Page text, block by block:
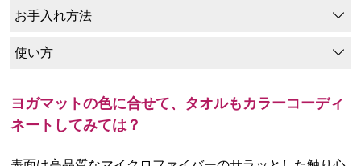
お手入れ方法
使い方
ヨガマットの色に合せて、タオルもカラーコーディ
ネートしてみては？